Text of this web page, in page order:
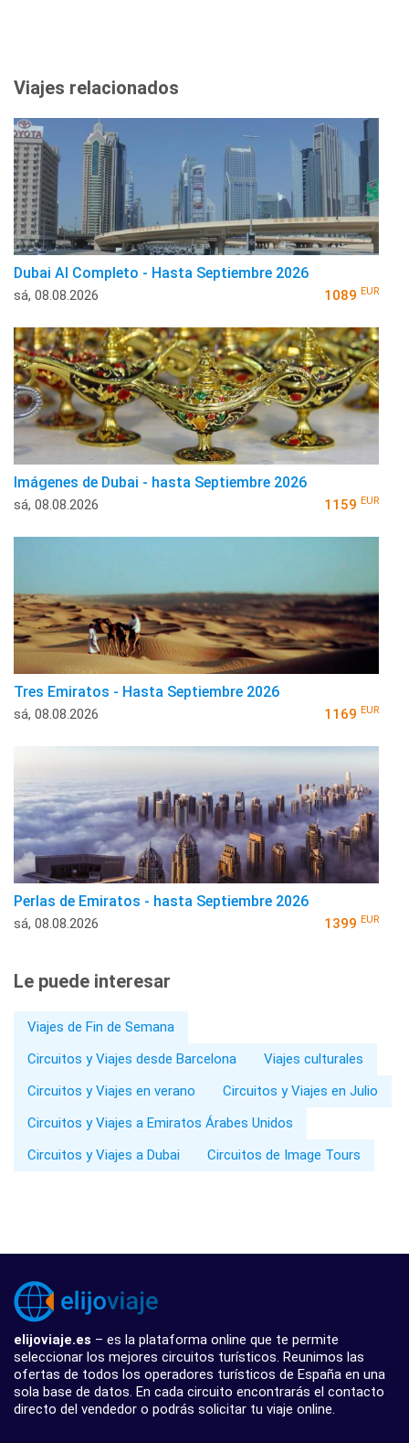
Viajes relacionados
Dubai Al Completo - Hasta Septiembre 2026
sá, 08.08.2026 1089 EUR
Imágenes de Dubai - hasta Septiembre 2026
sá, 08.08.2026 1159 EUR
Tres Emiratos - Hasta Septiembre 2026
sá, 08.08.2026 1169 EUR
Perlas de Emiratos - hasta Septiembre 2026
sá, 08.08.2026 1399 EUR
Le puede interesar
Viajes de Fin de Semana
Circuitos y Viajes desde Barcelona
Viajes culturales
Circuitos y Viajes en verano
Circuitos y Viajes en Julio
Circuitos y Viajes a Emiratos Árabes Unidos
Circuitos y Viajes a Dubai
Circuitos de Image Tours
elijoviaje.es – es la plataforma online que te permite
seleccionar los mejores circuitos turísticos. Reunimos las
ofertas de todos los operadores turísticos de España en una
sola base de datos. En cada circuito encontrarás el contacto
directo del vendedor o podrás solicitar tu viaje online.